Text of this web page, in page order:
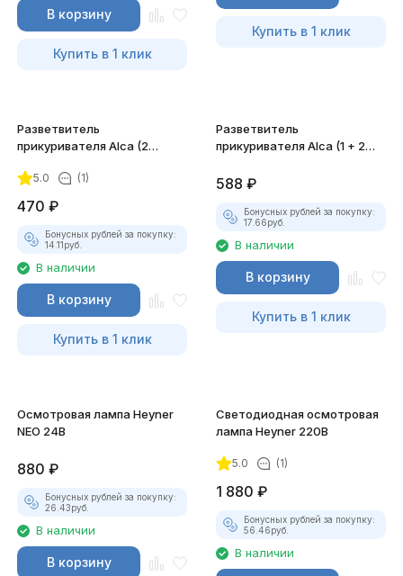
В корзину
Купить в 1 клик
Купить в 1 клик
Разветвитель
прикуривателя Alca (2
5.0 (1)
470 ₽
Бонусных рублей за покупку:
14.11руб.
В наличии
В корзину
Купить в 1 клик
Разветвитель
прикуривателя Alca (1 + 2
588 ₽
Бонусных рублей за покупку:
17.66руб.
В наличии
В корзину
Купить в 1 клик
Осмотровая лампа Heyner
NEO 24В
880 ₽
Бонусных рублей за покупку:
26.43руб.
В наличии
В корзину
Cветодиодная осмотровая
лампа Heyner 220В
5.0 (1)
1 880 ₽
Бонусных рублей за покупку:
56.46руб.
В наличии